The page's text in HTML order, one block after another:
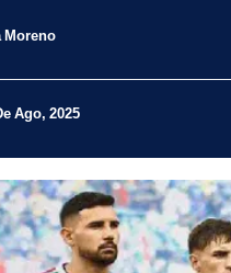
Moreno
Ago, 2025